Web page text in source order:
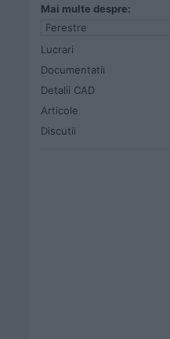
Mai multe despre:
Ferestre
Lucrari
Documentatii
Detalii CAD
Articole
Discutii